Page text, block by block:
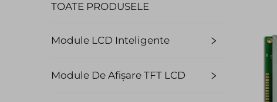
TOATE PRODUSELE
Module LCD Inteligente
Module De Afișare TFT LCD